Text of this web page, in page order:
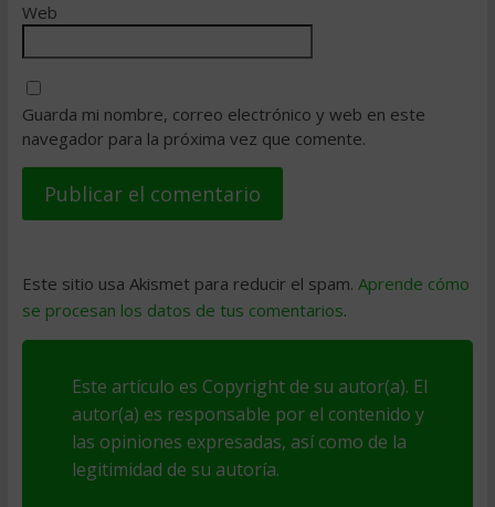
Web
Guarda mi nombre, correo electrónico y web en este
navegador para la próxima vez que comente.
Este sitio usa Akismet para reducir el spam. Aprende cómo
se procesan los datos de tus comentarios.
Este artículo es Copyright de su autor(a). El
autor(a) es responsable por el contenido y
las opiniones expresadas, así como de la
legitimidad de su autoría.